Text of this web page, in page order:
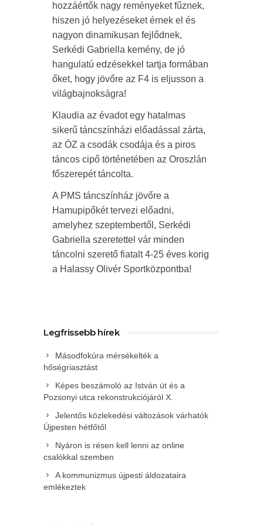
hozzáértők nagy reményeket fűznek,
hiszen jó helyezéseket érnek el és
nagyon dinamikusan fejlődnek,
Serkédi Gabriella kemény, de jó
hangulatú edzésekkel tartja formában
őket, hogy jövőre az F4 is eljusson a
világbajnokságra!
Klaudia az évadot egy hatalmas
sikerű táncszínházi előadással zárta,
az ÓZ a csodák csodája és a piros
táncos cipő történetében az Oroszlán
főszerepét táncolta.
A PMS táncszínház jövőre a
Hamupipőkét tervezi előadni,
amelyhez szeptembertől, Serkédi
Gabriella szeretettel vár minden
táncolni szerető fiatalt 4-25 éves korig
a Halassy Olivér Sportközpontba!
Legfrissebb hírek
Másodfokúra mérsékelték a
hőségriasztást
Képes beszámoló az István út és a
Pozsonyi utca rekonstrukciójáról X.
Jelentős közlekedési változások várhatók
Újpesten hétfőtől
Nyáron is résen kell lenni az online
csalókkal szemben
A kommunizmus újpesti áldozataira
emlékeztek